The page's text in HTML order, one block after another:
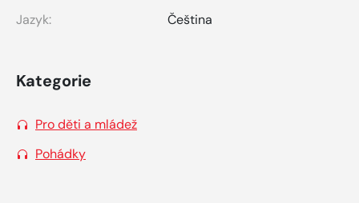
Jazyk:
Čeština
Kategorie
Pro děti a mládež
Pohádky